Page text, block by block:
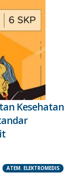
Kesehatan
ATEM. ELEKTROMEDIS